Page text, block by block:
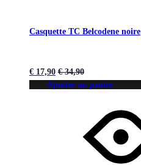
Casquette TC Belcodene noire
€ 17,90 €34,90
Ajouter au panier